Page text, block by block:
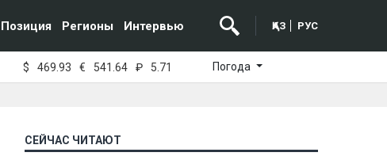
Позиция Регионы Интервью ҚАЗ РУС
$ 469.93 € 541.64 ₽ 5.71 Погода
СЕЙЧАС ЧИТАЮТ